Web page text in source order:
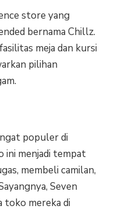
store yang
bernama Chillz.
meja dan kursi
pilihan
populer di
ini menjadi tempat
membeli camilan,
Seven
toko mereka di